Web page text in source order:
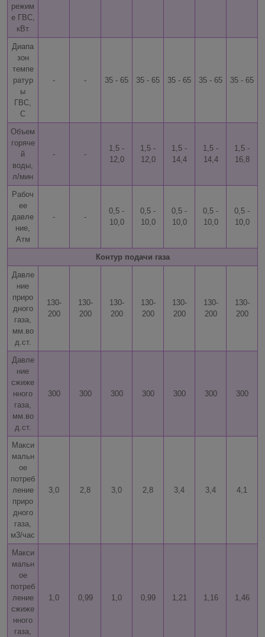
режим
е ГВС,
кВт
Диапа
зон
темпе
ратур
ы
ГВС,
С
- - 35 - 65 35 - 65 35 - 65 35 - 65 35 - 65
Объем
горяче
й
воды,
л/мин
- -
1,5 -
12,0
1,5 -
12,0
1,5 -
14,4
1,5 -
14,4
1,5 -
16,8
Рабоч
ее
давле
ние,
Атм
- -
0,5 -
10,0
0,5 -
10,0
0,5 -
10,0
0,5 -
10,0
0,5 -
10,0
Контур подачи газа
Давле
ние
приро
дного
газа,
мм.во
д.ст.
130-
200
130-
200
130-
200
130-
200
130-
200
130-
200
130-
200
Давле
ние
сжиже
нного
газа,
мм.во
д.ст.
300 300 300 300 300 300 300
Макси
мальн
ое
потреб
ление
приро
дного
газа,
м3/час
3,0 2,8 3,0 2,8 3,4 3,4 4,1
Макси
мальн
ое
потреб
ление
сжиже
нного
газа,
1,0 0,99 1,0 0,99 1,21 1,16 1,46